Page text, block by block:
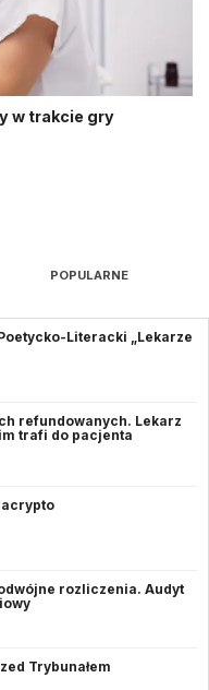
w trakcie gry
POPULARNE
Literacki „Lekarze
refundowanych. Lekarz
trafi do pacjenta
rozliczenia. Audyt
Trybunałem